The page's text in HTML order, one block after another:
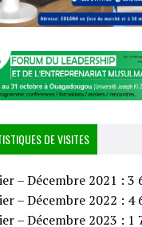
DE VISITES
– Décembre 2021 : 3
– Décembre 2022 : 4
– Décembre 2023 : 1